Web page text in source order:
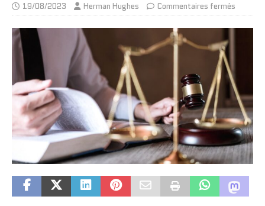
19/08/2023 Herman Hughes Commentaires fermés